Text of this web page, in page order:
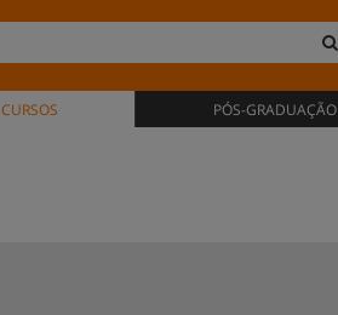
CURSOS PÓS-GRADUAÇÃO